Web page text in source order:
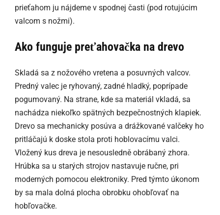
prieťahom ju nájdeme v spodnej časti (pod rotujúcim
valcom s nožmi).
Ako funguje preťahovačka na drevo
Skladá sa z nožového vretena a posuvných valcov.
Predný valec je ryhovaný, zadné hladký, poprípade
pogumovaný. Na strane, kde sa materiál vkladá, sa
nachádza niekoľko spätných bezpečnostných klapiek.
Drevo sa mechanicky posúva a drážkované valčeky ho
pritláčajú k doske stola proti hoblovacímu valci.
Vložený kus dreva je nesousledně obrábaný zhora.
Hrúbka sa u starých strojov nastavuje ručne, pri
moderných pomocou elektroniky. Pred týmto úkonom
by sa mala dolná plocha obrobku ohobľovať na
hobľovačke.